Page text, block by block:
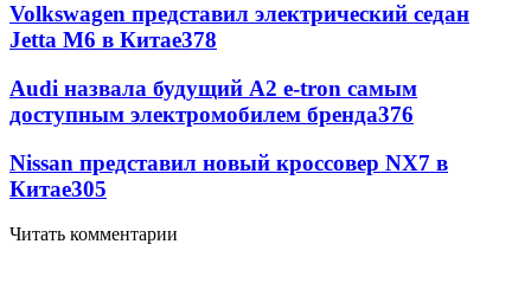
Volkswagen представил электрический седан
Jetta M6 в Китае378
Audi назвала будущий A2 e-tron самым
доступным электромобилем бренда376
Nissan представил новый кроссовер NX7 в
Китае305
Читать комментарии